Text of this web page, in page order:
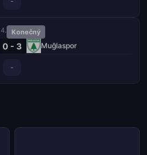
Konečný
0 - 3 Muğlaspor
-